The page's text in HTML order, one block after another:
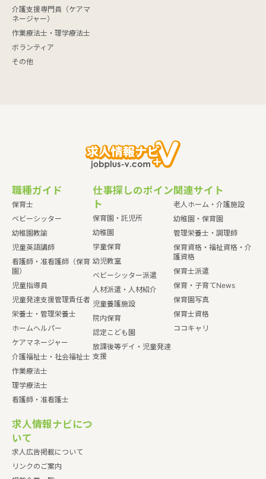
介護支援専門員（ケアマ
ネージャー）
作業療法士・理学療法士
ボランティア
その他
職種ガイド
保育士
ベビーシッター
幼稚園教諭
児童英語講師
看護師・准看護師（保育
園）
児童指導員
児童発達支援管理責任者
栄養士・管理栄養士
ホームヘルパー
ケアマネージャー
介護福祉士・社会福祉士
作業療法士
理学療法士
看護師・准看護士
仕事探しのポイン
ト
保育園・託児所
幼稚園
学童保育
幼児教室
ベビーシッター派遣
人材派遣・人材紹介
児童養護施設
院内保育
認定こども園
放課後等デイ・児童発達
支援
関連サイト
老人ホーム・介護施設
幼稚園・保育園
管理栄養士・調理師
保育資格・福祉資格・介
護資格
保育士派遣
保育・子育てNews
保育園写真
保育士資格
ココキャリ
求人情報ナビにつ
いて
求人広告掲載について
リンクのご案内